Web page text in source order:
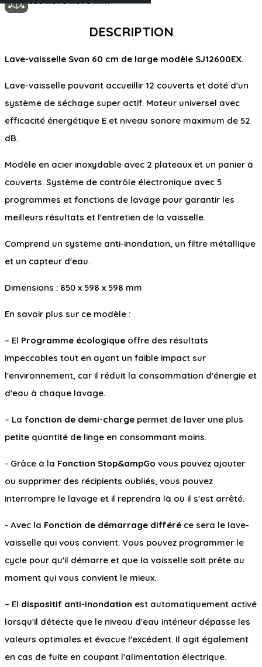
DESCRIPTION
Lave-vaisselle Svan 60 cm de large modèle SJ12600EX.
Lave-vaisselle pouvant accueillir 12 couverts et doté d'un
système de séchage super actif. Moteur universel avec
efficacité énergétique E et niveau sonore maximum de 52
dB.
Modèle en acier inoxydable avec 2 plateaux et un panier à
couverts. Système de contrôle électronique avec 5
programmes et fonctions de lavage pour garantir les
meilleurs résultats et l'entretien de la vaisselle.
Comprend un système anti-inondation, un filtre métallique
et un capteur d'eau.
Dimensions : 850 x 598 x 598 mm
En savoir plus sur ce modèle :
– El Programme écologique offre des résultats
impeccables tout en ayant un faible impact sur
l'environnement, car il réduit la consommation d'énergie et
d'eau à chaque lavage.
– La fonction de demi-charge permet de laver une plus
petite quantité de linge en consommant moins.
- Grâce à la Fonction Stop&ampGo vous pouvez ajouter
ou supprimer des récipients oubliés, vous pouvez
interrompre le lavage et il reprendra là où il s'est arrêté.
- Avec la Fonction de démarrage différé ce sera le lave-
vaisselle qui vous convient. Vous pouvez programmer le
cycle pour qu'il démarre et que la vaisselle soit prête au
moment qui vous convient le mieux.
– El dispositif anti-inondation est automatiquement activé
lorsqu'il détecte que le niveau d'eau intérieur dépasse les
valeurs optimales et évacue l'excédent. Il agit également
en cas de fuite en coupant l'alimentation électrique.